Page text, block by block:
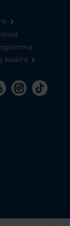
KwikFit
YoutubeInstagram
Tiktok